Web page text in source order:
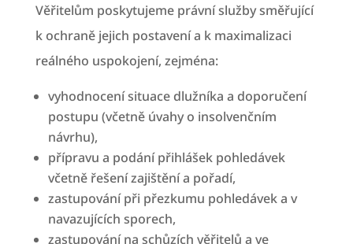
Věřitelům poskytujeme právní služby směřující
k ochraně jejich postavení a k maximalizaci
reálného uspokojení, zejména:
vyhodnocení situace dlužníka a doporučení
postupu (včetně úvahy o insolvenčním
návrhu),
přípravu a podání přihlášek pohledávek
včetně řešení zajištění a pořadí,
zastupování při přezkumu pohledávek a v
navazujících sporech,
zastupování na schůzích věřitelů a ve